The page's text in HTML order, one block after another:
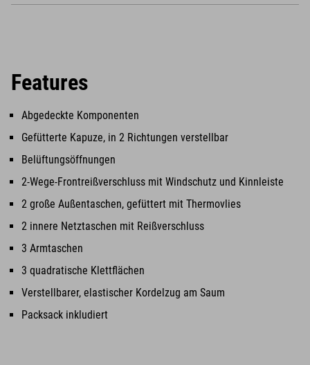
Features
Abgedeckte Komponenten
Gefütterte Kapuze, in 2 Richtungen verstellbar
Belüftungsöffnungen
2-Wege-Frontreißverschluss mit Windschutz und Kinnleiste
2 große Außentaschen, gefüttert mit Thermovlies
2 innere Netztaschen mit Reißverschluss
3 Armtaschen
3 quadratische Klettflächen
Verstellbarer, elastischer Kordelzug am Saum
Packsack inkludiert